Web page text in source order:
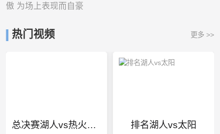
傲 为场上表现而自豪
热门视频 更多 >>
总决赛湖人vs热火比赛回放 排名湖人vs太阳